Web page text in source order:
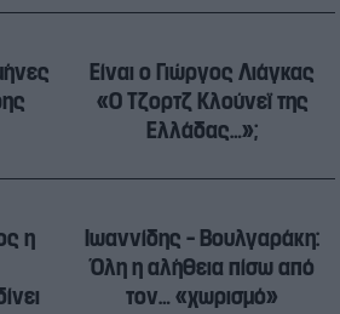
Είναι ο Γιώργος Λιάγκας
«Ο Τζορτζ Κλούνεϊ της
Ελλάδας…»;
η
Ιωαννίδης – Βουλγαράκη:
Όλη η αλήθεια πίσω από
τον… «χωρισμό»